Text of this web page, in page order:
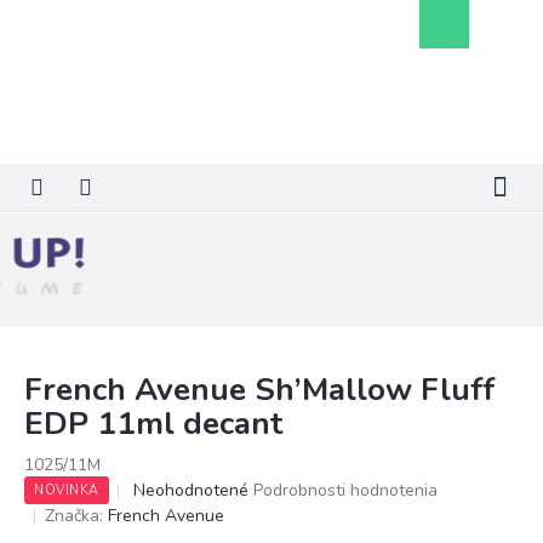
košík
French Avenue Sh’Mallow Fluff
EDP 11ml decant
1025/11M
NOVINKA
Priemerné
hodnotenie
Neohodnotené Podrobnosti hodnotenia
Značka: French Avenue